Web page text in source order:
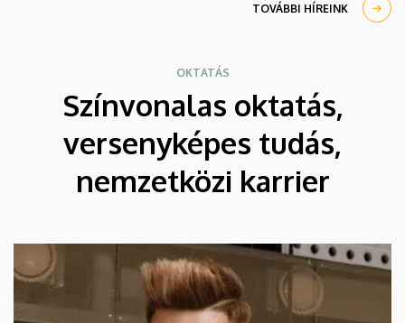
TOVÁBBI HÍREINK
OKTATÁS
Színvonalas oktatás,
versenyképes tudás,
nemzetközi karrier